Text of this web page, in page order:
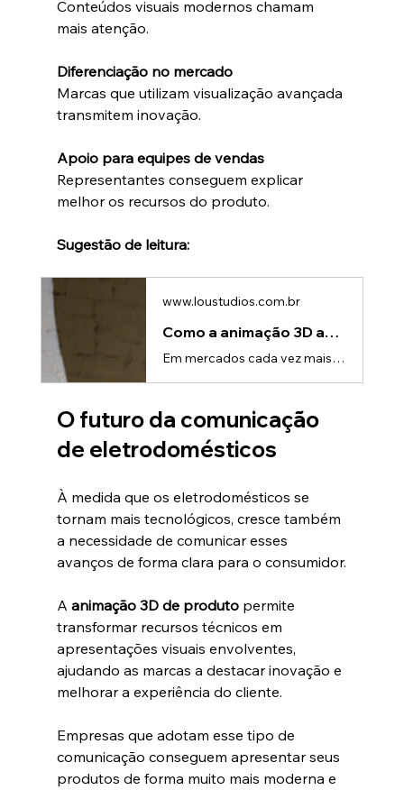
Conteúdos visuais modernos chamam
mais atenção.
Diferenciação no mercado
Marcas que utilizam visualização avançada
transmitem inovação.
Apoio para equipes de vendas
Representantes conseguem explicar
melhor os recursos do produto.
Sugestão de leitura:
www.loustudios.com.br
Como a animação 3D aumenta o valor percebido do produto
Em mercados cada vez mais competitivos, a forma como um produto é apresentado pode ser tão importante quanto o próprio produto.Mesmo soluções tecnicamente excelentes podem perder espaço se não forem comunicadas de maneira clara, visual e impactante.É nesse contexto que a animação 3D de produto se tornou uma ferramenta poderosa para empresas que desejam elevar o valor percebido de suas soluções.Com visualizações detalhadas e apresentações sofisticadas, o 3D permite transformar produtos em experiê
O futuro da comunicação
de eletrodomésticos
À medida que os eletrodomésticos se
tornam mais tecnológicos, cresce também
a necessidade de comunicar esses
avanços de forma clara para o consumidor.
A animação 3D de produto permite
transformar recursos técnicos em
apresentações visuais envolventes,
ajudando as marcas a destacar inovação e
melhorar a experiência do cliente.
Empresas que adotam esse tipo de
comunicação conseguem apresentar seus
produtos de forma muito mais moderna e